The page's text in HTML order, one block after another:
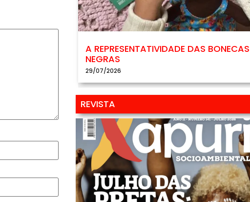
A REPRESENTATIVIDADE DAS BONECAS
NEGRAS
29/07/2026
REVISTA